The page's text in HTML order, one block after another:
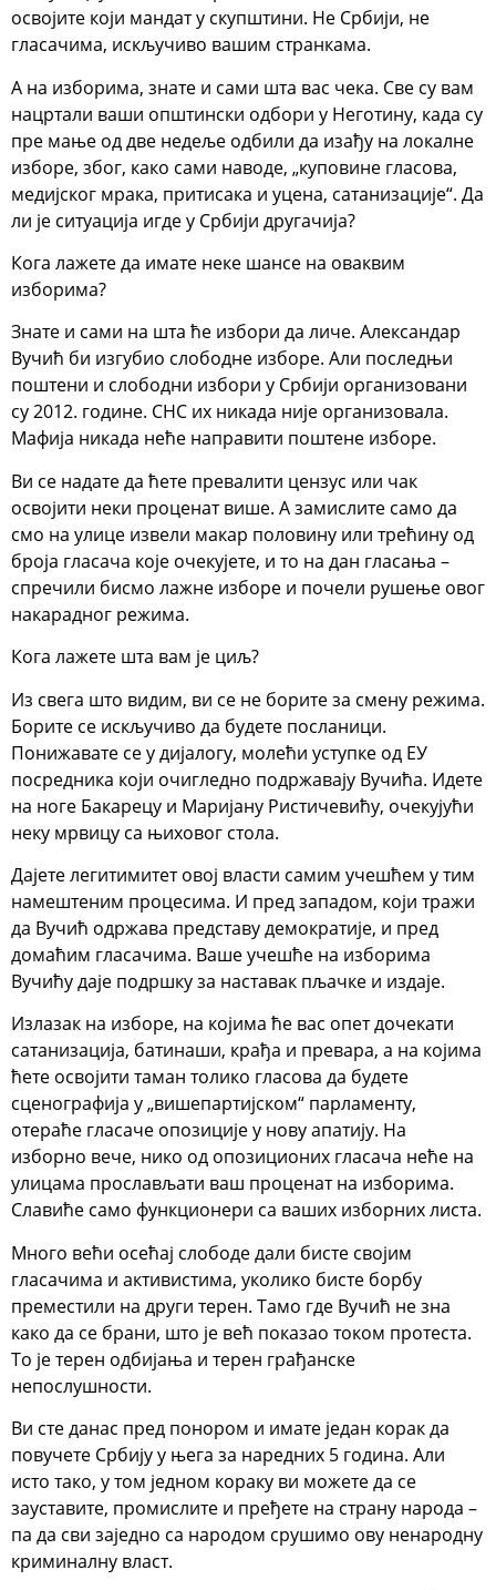
освојите који мандат у скупштини. Не Србији, не
гласачима, искључиво вашим странкама.
А на изборима, знате и сами шта вас чека. Све су вам
нацртали ваши општински одбори у Неготину, када су
пре мање од две недеље одбили да изађу на локалне
изборе, због, како сами наводе, „куповине гласова,
медијског мрака, притисака и уцена, сатанизације“. Да
ли је ситуација игде у Србији другачија?
Кога лажете да имате неке шансе на оваквим
изборима?
Знате и сами на шта ће избори да личе. Александар
Вучић би изгубио слободне изборе. Али последњи
поштени и слободни избори у Србији организовани
су 2012. године. СНС их никада није организовала.
Мафија никада неће направити поштене изборе.
Ви се надате да ћете превалити цензус или чак
освојити неки проценат више. А замислите само да
смо на улице извели макар половину или трећину од
броја гласача које очекујете, и то на дан гласања –
спречили бисмо лажне изборе и почели рушење овог
накарадног режима.
Кога лажете шта вам је циљ?
Из свега што видим, ви се не борите за смену режима.
Борите се искључиво да будете посланици.
Понижавате се у дијалогу, молећи уступке од ЕУ
посредника који очигледно подржавају Вучића. Идете
на ноге Бакарецу и Маријану Ристичевићу, очекујући
неку мрвицу са њиховог стола.
Дајете легитимитет овој власти самим учешћем у тим
намештеним процесима. И пред западом, који тражи
да Вучић одржава представу демократије, и пред
домаћим гласачима. Ваше учешће на изборима
Вучићу даје подршку за наставак пљачке и издаје.
Излазак на изборе, на којима ће вас опет дочекати
сатанизација, батинаши, крађа и превара, а на којима
ћете освојити таман толико гласова да будете
сценографија у „вишепартијском“ парламенту,
отераће гласаче опозиције у нову апатију. На
изборно вече, нико од опозиционих гласача неће на
улицама прослављати ваш проценат на изборима.
Славиће само функционери са ваших изборних листа.
Много већи осећај слободе дали бисте својим
гласачима и активистима, уколико бисте борбу
преместили на други терен. Тамо где Вучић не зна
како да се брани, што је већ показао током протеста.
То је терен одбијања и терен грађанске
непослушности.
Ви сте данас пред понором и имате један корак да
повучете Србију у њега за наредних 5 година. Али
исто тако, у том једном кораку ви можете да се
зауставите, промислите и пређете на страну народа –
па да сви заједно са народом срушимо ову ненародну
криминалну власт.